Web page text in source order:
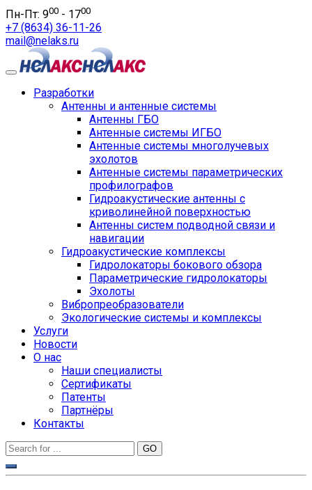
Пн-Пт: 900 - 1700
+7 (8634) 36-11-26
mail@nelaks.ru
Разработки
Антенны и антенные системы
Антенны ГБО
Антенные системы ИГБО
Антенные системы многолучевых
эхолотов
Антенные системы параметрических
профилографов
Гидроакустические антенны с
криволинейной поверхностью
Антенны систем подводной связи и
навигации
Гидроакустические комплексы
Гидролокаторы бокового обзора
Параметрические гидролокаторы
Эхолоты
Вибропреобразователи
Экологические системы и комплексы
Услуги
Новости
О нас
Наши специалисты
Сертификаты
Патенты
Партнёры
Контакты